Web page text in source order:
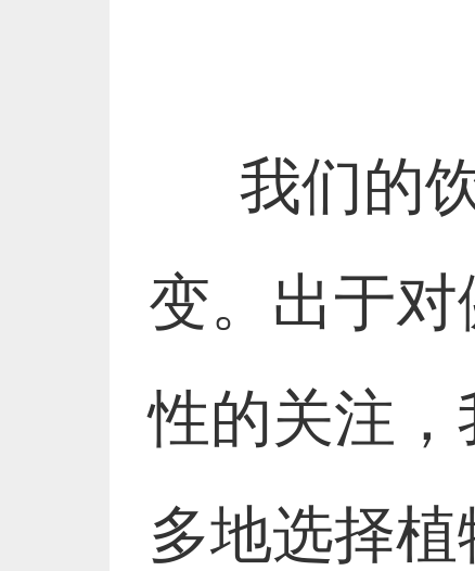
我们的饮
变。出于
性的关注
多地选择